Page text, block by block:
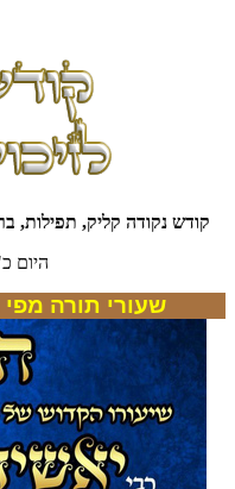
קודש נקודה קליק, תפילות,
היום
שעורי תורה מפי